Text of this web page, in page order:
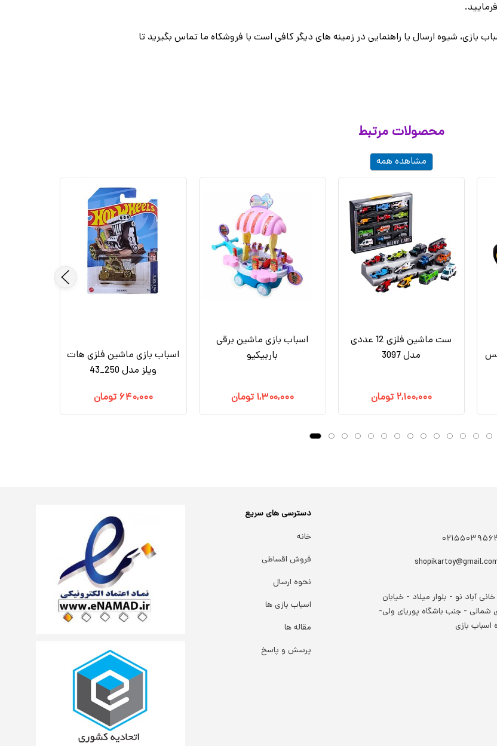
شیوه ارسال یا راهنمایی در زمینه های دیگر کافی است با فروشکاه ما تماس بگیرید تا
محصولات مرتبط
مشاهده همه
اسباب بازی ماشین فلزی هات
ویلز مدل 250_43
۶۴۰,۰۰۰ تومان
اسباب بازی ماشین برقی
باربیکیو
۱,۳۰۰,۰۰۰ تومان
ست ماشین فلزی 12 عددی
مدل 3097
۲,۱۰۰,۰۰۰ تومان
آباد نو - بلوار میلاد - خیابان
شمالی - جنب باشگاه پوریای ولی-
اسباب بازی
دسترسی های سریع
خانه
فروش اقساطی
نحوه ارسال
اسباب بازی ها
مقاله ها
پرسش و پاسخ